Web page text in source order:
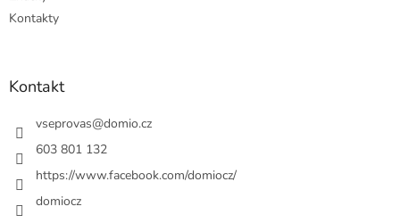
Kontakty
Kontakt
vseprovas@domio.cz
603 801 132
https://www.facebook.com/domiocz/
domiocz